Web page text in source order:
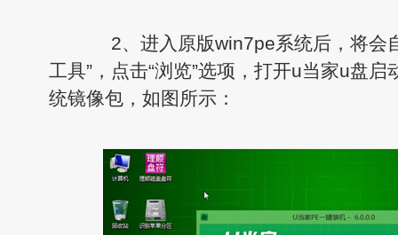
2、进入原版win7pe系统后，将会
工具”，点击“浏览”选项，打开u当家u盘
统镜像包，如图所示：